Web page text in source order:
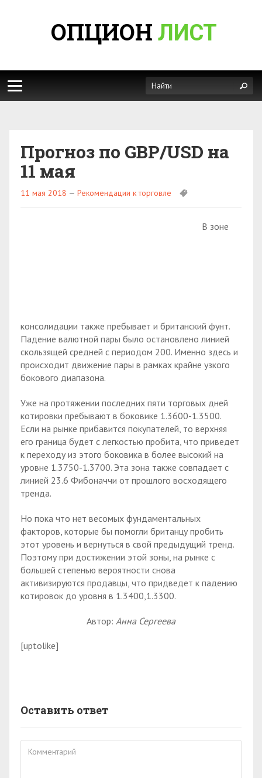
ОПЦИОН ЛИСТ
Прогноз по GBP/USD на
11 мая
11 мая 2018 — Рекомендации к торговле
В зоне
консолидации также пребывает и британский фунт.
Падение валютной пары было остановлено линией
скользящей средней с периодом 200. Именно здесь и
происходит движение пары в рамках крайне узкого
бокового диапазона.
Уже на протяжении последних пяти торговых дней
котировки пребывают в боковике 1.3600-1.3500.
Если на рынке прибавится покупателей, то верхняя
его граница будет с легкостью пробита, что приведет
к переходу из этого боковика в более высокий на
уровне 1.3750-1.3700. Эта зона также совпадает с
линией 23.6 Фибоначчи от прошлого восходящего
тренда.
Но пока что нет весомых фундаментальных
факторов, которые бы помогли британцу пробить
этот уровень и вернуться в свой предыдущий тренд.
Поэтому при достижении этой зоны, на рынке с
большей степенью вероятности снова
активизируются продавцы, что придведет к падению
котировок до уровня в 1.3400,1.3300.
Автор: Анна Сергеева
[uptolike]
Оставить ответ